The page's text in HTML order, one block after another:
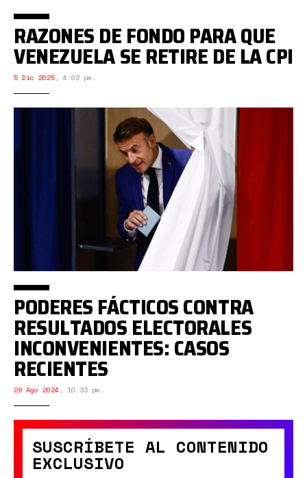
RAZONES DE FONDO PARA QUE
VENEZUELA SE RETIRE DE LA CPI
5 Dic 2025, 4:02 pm.
SUSCRÍBETE AL CONTENIDO
EXCLUSIVO
PODERES FÁCTICOS CONTRA
RESULTADOS ELECTORALES
INCONVENIENTES: CASOS
RECIENTES
28 Ago 2024 , 10:33 pm.